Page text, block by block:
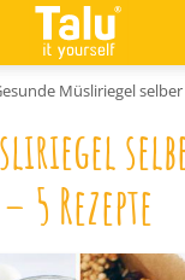
Müsliriegel
– 5 Rezepte